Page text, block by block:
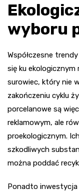
wyboru
Współczesne
się ku
surowiec, który nie
zakończeniu cyklu
porcelanowe są
reklamowym, ale
proekologicznym.
szkodliwych
można poddać
Ponadto